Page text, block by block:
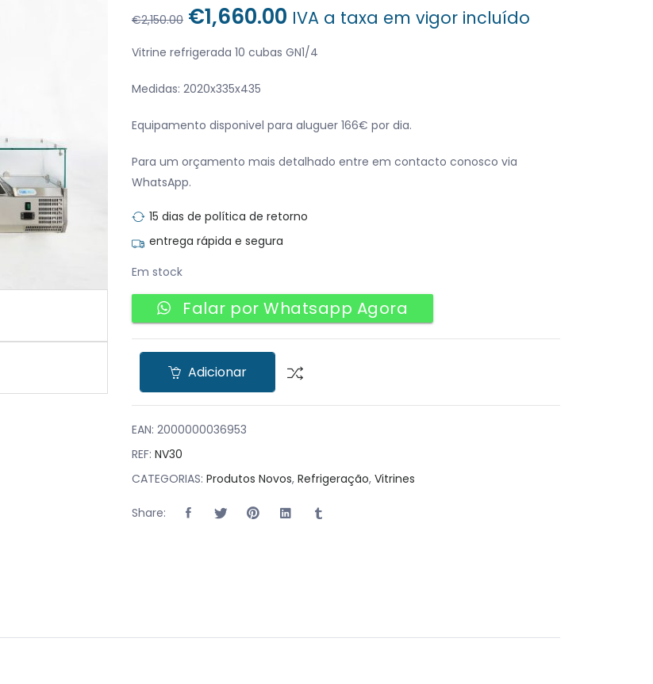
€2,150.00 O
preço
original
era:
€2,150.00.
€1,660.00 O
atual
IVA a taxa em vigor incluído
Vitrine refrigerada 10 cubas GN1/4
Medidas: 2020x335x435
Equipamento disponivel para aluguer 166€ por dia.
Para um orçamento mais detalhado entre em contacto conosco via
WhatsApp.
15 dias de política de retorno
entrega rápida e segura
Em stock
Falar por Whatsapp Agora
Adicionar
EAN: 2000000036953
REF: NV30
CATEGORIAS: Produtos Novos, Refrigeração, Vitrines
Share: